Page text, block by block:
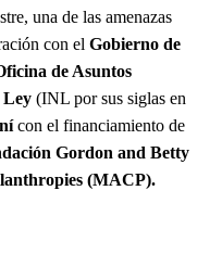
una de las amenazas
con el Gobierno de
de Asuntos
Ley (INL por sus siglas en
con el financiamiento de
Gordon and Betty
(MACP).